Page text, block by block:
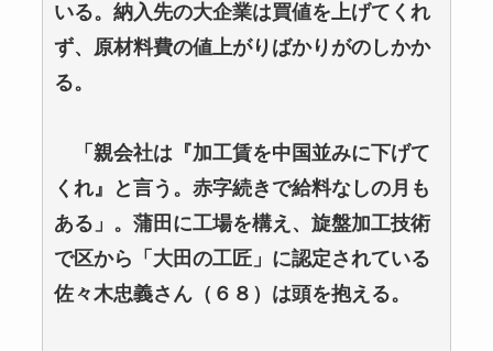
いる。納入先の大企業は買値を上げてくれ
ず、原材料費の値上がりばかりがのしかか
る。
「親会社は『加工賃を中国並みに下げて
くれ』と言う。赤字続きで給料なしの月も
ある」。蒲田に工場を構え、旋盤加工技術
で区から「大田の工匠」に認定されている
佐々木忠義さん（６８）は頭を抱える。